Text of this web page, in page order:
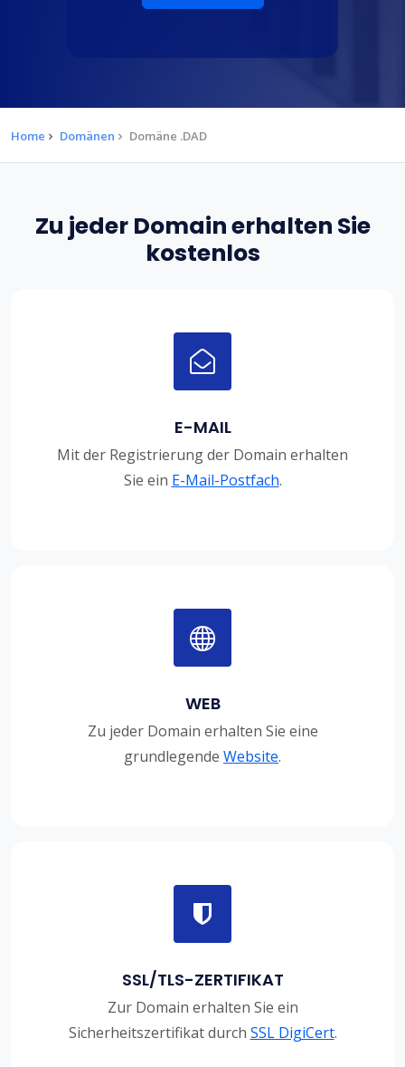
Home Domänen Domäne .DAD
Zu jeder Domain erhalten Sie
kostenlos
E-MAIL
Mit der Registrierung der Domain erhalten
Sie ein E-Mail-Postfach.
WEB
Zu jeder Domain erhalten Sie eine
grundlegende Website.
SSL/TLS-ZERTIFIKAT
Zur Domain erhalten Sie ein
Sicherheitszertifikat durch SSL DigiCert.